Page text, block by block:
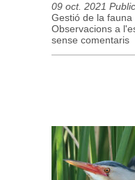
09 oct. 2021
Gestió de la
Observacions a
sense comentaris